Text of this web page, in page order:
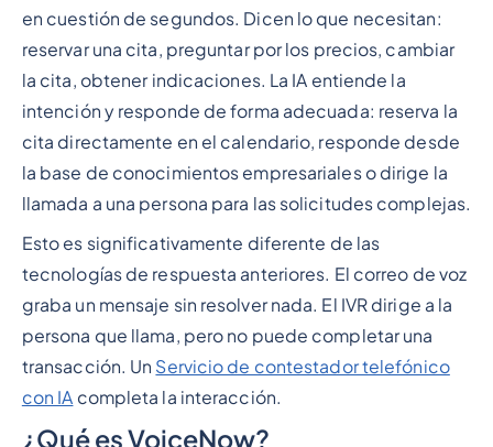
en cuestión de segundos. Dicen lo que necesitan:
reservar una cita, preguntar por los precios, cambiar
la cita, obtener indicaciones. La IA entiende la
intención y responde de forma adecuada: reserva la
cita directamente en el calendario, responde desde
la base de conocimientos empresariales o dirige la
llamada a una persona para las solicitudes complejas.
Esto es significativamente diferente de las
tecnologías de respuesta anteriores. El correo de voz
graba un mensaje sin resolver nada. El IVR dirige a la
persona que llama, pero no puede completar una
transacción. Un Servicio de contestador telefónico
con IA completa la interacción.
¿Qué es VoiceNow?